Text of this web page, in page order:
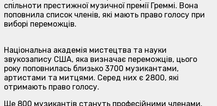
спільноти престижної музичної премії Греммі. Вона
поповнила список членів, які мають право голосу при
виборі переможців.
Національна академія мистецтва та науки
звукозапису США, яка визначає переможців, цього
року поповнилась близько 3700 музикантами,
артистами та митцями. Серед них є 2800, які
отримають право голосу.
Ще 800 музикантів стануть професійними членами.